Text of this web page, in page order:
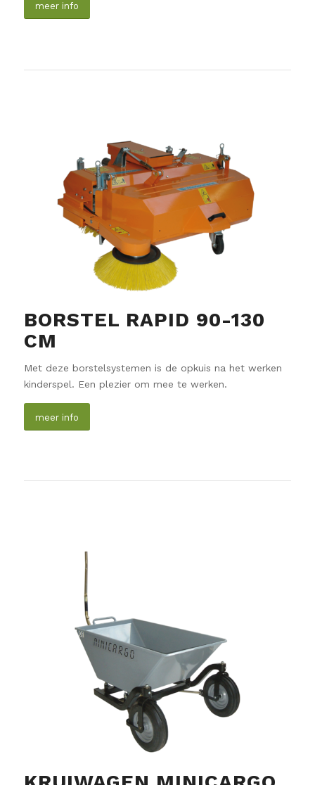
meer info
BORSTEL RAPID 90-130
CM
Met deze borstelsystemen is de opkuis na het werken
kinderspel. Een plezier om mee te werken.
meer info